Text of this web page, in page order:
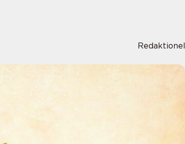
Redaktionel